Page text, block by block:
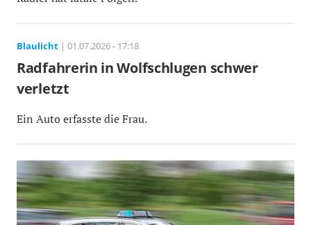
Blaulicht | 01.07.2026 - 17:18
Radfahrerin in Wolfschlugen schwer
verletzt
Ein Auto erfasste die Frau.